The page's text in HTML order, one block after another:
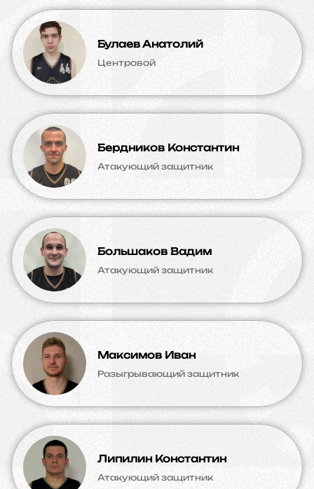
Булаев Анатолий
Центровой
Бердников Константин
Атакующий защитник
Большаков Вадим
Атакующий защитник
Максимов Иван
Разыгрывающий защитник
Липилин Константин
Атакующий защитник